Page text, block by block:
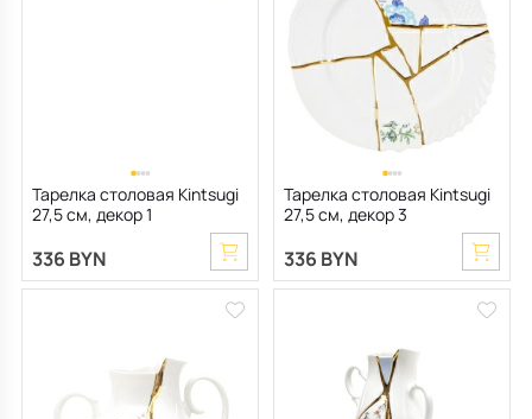
Тарелка столовая Kintsugi
27,5 см, декор 1
336 BYN
Тарелка столовая Kintsugi
27,5 см, декор 3
336 BYN